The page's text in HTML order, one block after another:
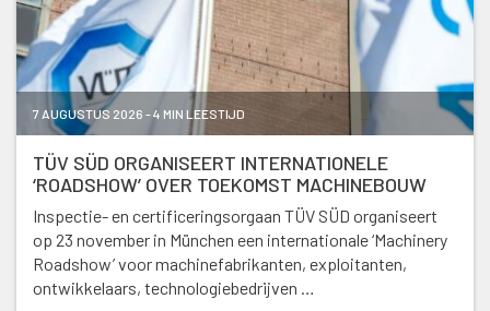
7 AUGUSTUS 2026 - 4 MIN LEESTIJD
TÜV SÜD ORGANISEERT INTERNATIONELE
‘ROADSHOW’ OVER TOEKOMST MACHINEBOUW
Inspectie- en certificeringsorgaan TÜV SÜD organiseert
op 23 november in München een internationale ‘Machinery
Roadshow’ voor machinefabrikanten, exploitanten,
ontwikkelaars, technologiebedrijven …